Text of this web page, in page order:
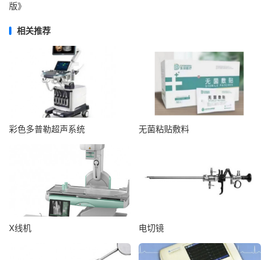
版》
相关推荐
彩色多普勒超声系统 无菌粘贴敷料
X线机 电切镜